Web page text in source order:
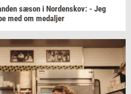
sæson i Nor­denskov: - Jeg
med om me­dal­jer